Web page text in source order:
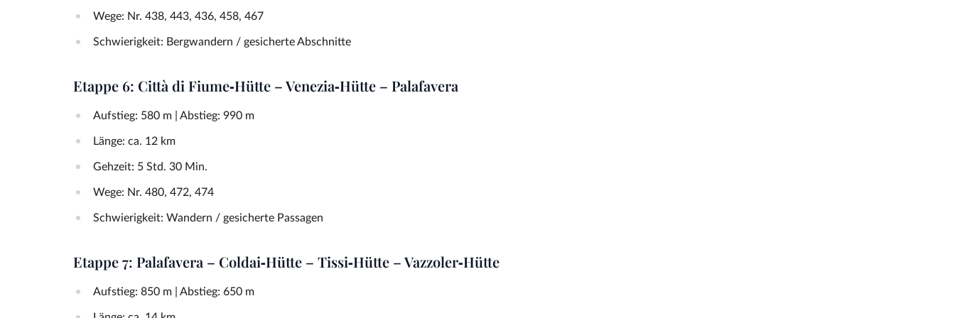
Wege: Nr. 438, 443, 436, 458, 467
Schwierigkeit: Bergwandern / gesicherte Abschnitte
Etappe 6: Città di Fiume‑Hütte – Venezia‑Hütte – Palafavera
Aufstieg: 580 m | Abstieg: 990 m
Länge: ca. 12 km
Gehzeit: 5 Std. 30 Min.
Wege: Nr. 480, 472, 474
Schwierigkeit: Wandern / gesicherte Passagen
Etappe 7: Palafavera – Coldai‑Hütte – Tissi‑Hütte – Vazzoler‑Hütte
Aufstieg: 850 m | Abstieg: 650 m